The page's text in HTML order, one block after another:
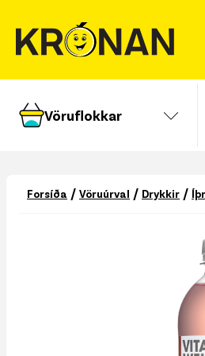
Vöruflokkar
Forsíða / Vöruúrval / Drykkir /